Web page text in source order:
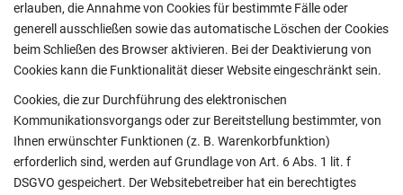
erlauben, die Annahme von Cookies für bestimmte Fälle oder
generell ausschließen sowie das automatische Löschen der Cookies
beim Schließen des Browser aktivieren. Bei der Deaktivierung von
Cookies kann die Funktionalität dieser Website eingeschränkt sein.
Cookies, die zur Durchführung des elektronischen
Kommunikationsvorgangs oder zur Bereitstellung bestimmter, von
Ihnen erwünschter Funktionen (z. B. Warenkorbfunktion)
erforderlich sind, werden auf Grundlage von Art. 6 Abs. 1 lit. f
DSGVO gespeichert. Der Websitebetreiber hat ein berechtigtes